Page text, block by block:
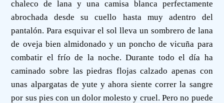
chaleco de lana y una camisa blanca perfectamente
abrochada desde su cuello hasta muy adentro del
pantalón. Para esquivar el sol lleva un sombrero de lana
de oveja bien almidonado y un poncho de vicuña para
combatir el frío de la noche. Durante todo el día ha
caminado sobre las piedras flojas calzado apenas con
unas alpargatas de yute y ahora siente correr la sangre
por sus pies con un dolor molesto y cruel. Pero no puede